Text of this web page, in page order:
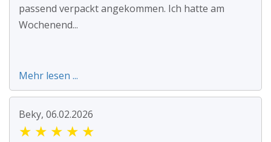
passend verpackt angekommen. Ich hatte am
Wochenend...
Mehr lesen ...
Beky, 06.02.2026
★ ★ ★ ★ ★